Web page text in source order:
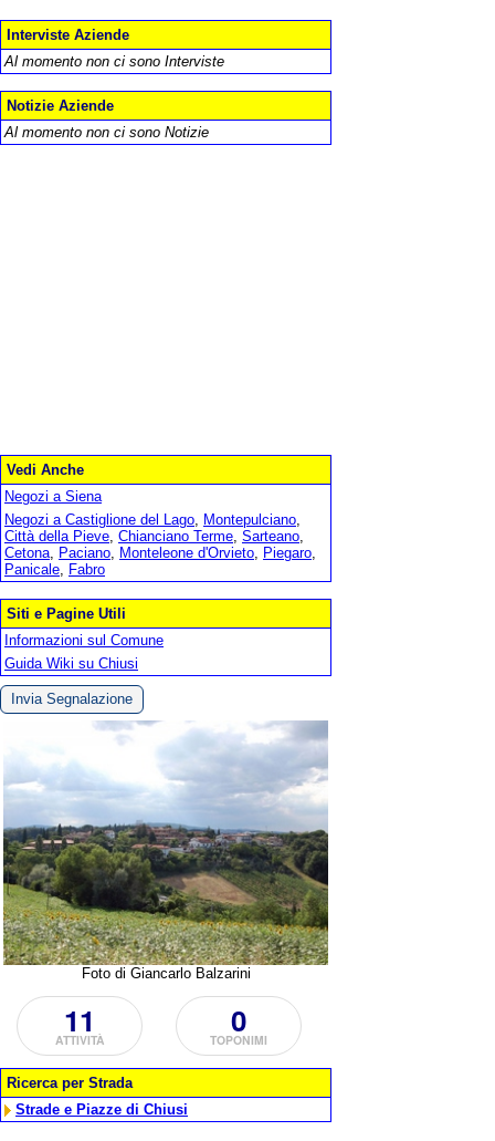
Interviste Aziende
Al momento non ci sono Interviste
Notizie Aziende
Al momento non ci sono Notizie
Vedi Anche
Negozi a Siena
Negozi a Castiglione del Lago, Montepulciano,
Città della Pieve, Chianciano Terme, Sarteano,
Cetona, Paciano, Monteleone d'Orvieto, Piegaro,
Panicale, Fabro
Siti e Pagine Utili
Informazioni sul Comune
Guida Wiki su Chiusi
Invia Segnalazione
Foto di Giancarlo Balzarini
11
ATTIVITÀ 0
TOPONIMI
Ricerca per Strada
Strade e Piazze di Chiusi